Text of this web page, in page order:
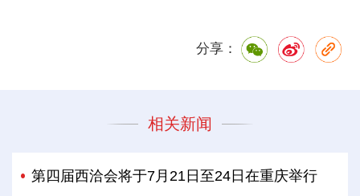
分享：
相关新闻
第四届西洽会将于7月21日至24日在重庆举行